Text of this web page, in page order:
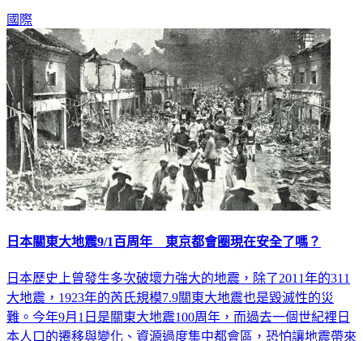
國際
日本關東大地震9/1百周年 東京都會圈現在安全了嗎？
日本歷史上曾發生多次破壞力強大的地震，除了2011年的311
大地震，1923年的芮氏規模7.9關東大地震也是毀滅性的災
難。今年9月1日是關東大地震100周年，而過去一個世紀裡日
本人口的遷移與變化、資源過度集中都會區，恐怕讓地震帶來